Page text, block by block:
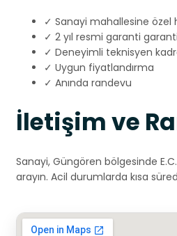
✓ Sanayi mahallesine özel
✓ 2 yıl resmi garanti
✓ Deneyimli teknisyen
✓ Uygun fiyatlandırma
✓ Anında randevu
İletişim ve
Sanayi, Güngören bölgesinde
arayın. Acil durumlarda kısa